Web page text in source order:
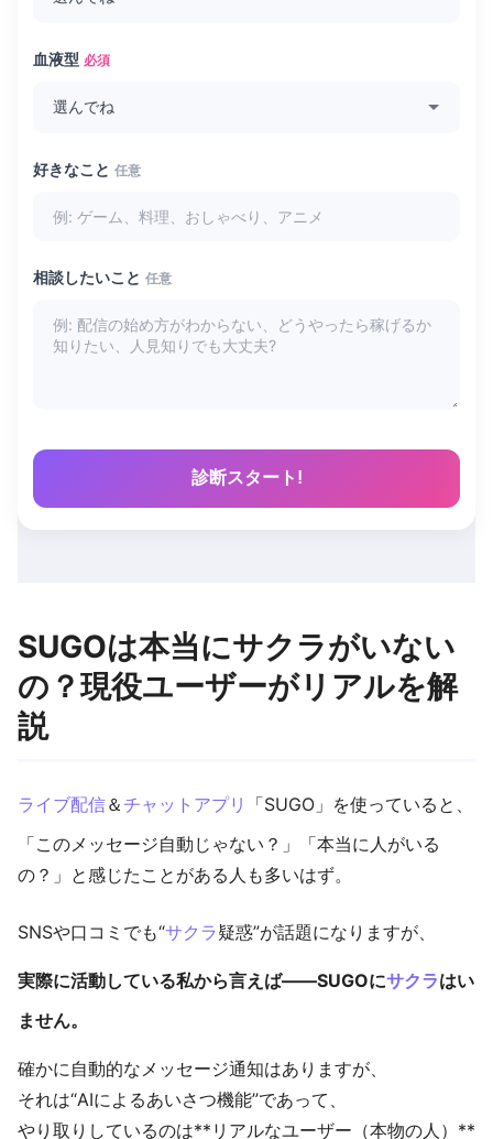
血液型 必須
好きなこと 任意
相談したいこと 任意
診断スタート!
SUGOは本当にサクラがいない
の？現役ユーザーがリアルを解
説
ライブ配信＆ チャットアプリ
「SUGO」を使っていると、
「このメッセージ自動じゃない？」「本当に人がいる
の？」と感じたことがある人も多いはず。
SNSや口コミでも“サクラ疑惑”が話題になりますが、
実際に活動している私から言えば――SUGOにサクラはい
ません。
確かに自動的なメッセージ通知はありますが、
それは“AIによるあいさつ機能”であって、
やり取りしているのは**リアルなユーザー（本物の人）**